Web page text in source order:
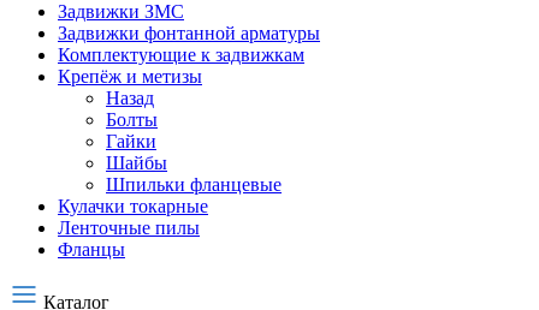
Задвижки ЗМС
Задвижки фонтанной арматуры
Комплектующие к задвижкам
Крепёж и метизы
Назад
Болты
Гайки
Шайбы
Шпильки фланцевые
Кулачки токарные
Ленточные пилы
Фланцы
Каталог